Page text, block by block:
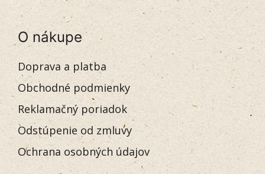
O nákupe
Doprava a platba
Obchodné podmienky
Reklamačný poriadok
Odstúpenie od zmluvy
Ochrana osobných údajov